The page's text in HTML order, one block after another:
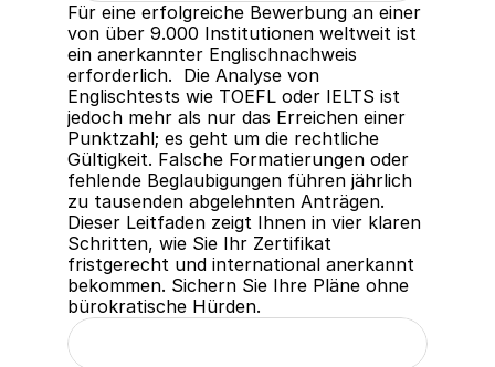
Für eine erfolgreiche Bewerbung an einer
von über 9.000 Institutionen weltweit ist
ein anerkannter Englischnachweis
erforderlich.  Die Analyse von
Englischtests wie TOEFL oder IELTS ist
jedoch mehr als nur das Erreichen einer
Punktzahl; es geht um die rechtliche
Gültigkeit. Falsche Formatierungen oder
fehlende Beglaubigungen führen jährlich
zu tausenden abgelehnten Anträgen.
Dieser Leitfaden zeigt Ihnen in vier klaren
Schritten, wie Sie Ihr Zertifikat
fristgerecht und international anerkannt
bekommen. Sichern Sie Ihre Pläne ohne
bürokratische Hürden.